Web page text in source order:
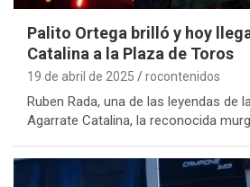
Palito Ortega brilló y hoy
Catalina a la Plaza de Toros
19 de abril de 2025 rocontenidos
Ruben Rada, una de las leyendas de
Agarrate Catalina, la reconocida